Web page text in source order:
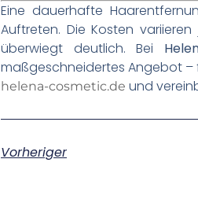
Eine dauerhafte
Auftreten. Die Kosten
überwiegt deutlich. Bei
maßgeschneidertes Angebot –
helena-cosmetic.de und
Vorheriger